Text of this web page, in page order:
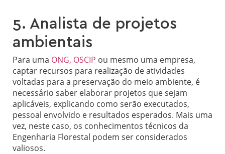
5. Analista de projetos
ambientais
Para uma ONG, OSCIP ou mesmo uma empresa,
captar recursos para realização de atividades
voltadas para a preservação do meio ambiente, é
necessário saber elaborar projetos que sejam
aplicáveis, explicando como serão executados,
pessoal envolvido e resultados esperados. Mais uma
vez, neste caso, os conhecimentos técnicos da
Engenharia Florestal podem ser considerados
valiosos.